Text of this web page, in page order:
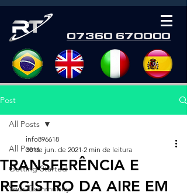
07360 670000
Post
All Posts
Getting Started
Your Community
All Posts
TRANSFERÊNCIA E
REGISTRO DA AIRE EM
info896618
30 de jun. de 2021 2 min de leitura